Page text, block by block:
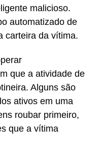
malicioso.
automatizado de
carteira da vítima.
que a atividade de
Alguns são
ativos em uma
roubar primeiro,
que a vítima